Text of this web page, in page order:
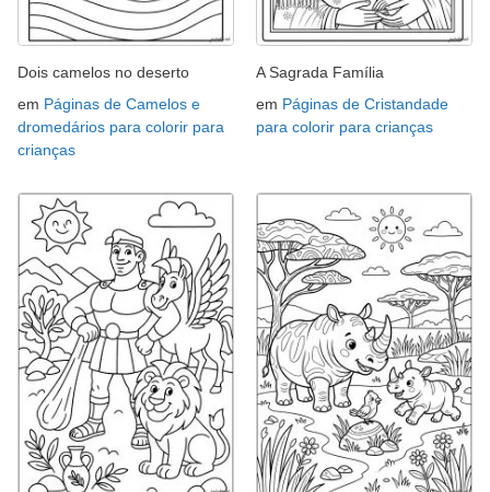
Dois camelos no deserto
em Páginas de Camelos e
dromedários para colorir para
crianças
A Sagrada Família
em Páginas de Cristandade
para colorir para crianças